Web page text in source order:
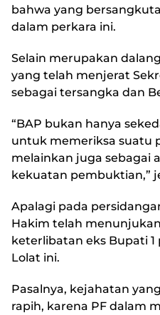
bahwa yang
dalam perkara ini.
Selain merupakan
yang telah menjerat
sebagai tersangka dan
“BAP bukan hanya
untuk memeriksa suatu
melainkan juga sebagai
kekuatan pembuktian,”
Apalagi pada
Hakim telah
keterlibatan eks Bupati
Lolat ini.
Pasalnya, kejahatan
rapih, karena PF dalam